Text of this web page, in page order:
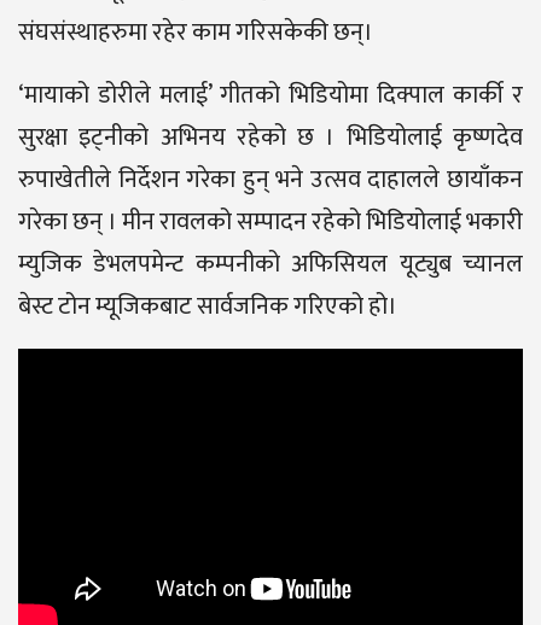
संघसंस्थाहरुमा रहेर काम गरिसकेकी छन्।
‘मायाको डोरीले मलाई’ गीतको भिडियोमा दिक्पाल कार्की र
सुरक्षा इट्नीको अभिनय रहेको छ । भिडियोलाई कृष्णदेव
रुपाखेतीले निर्देशन गरेका हुन् भने उत्सव दाहालले छायाँकन
गरेका छन् । मीन रावलको सम्पादन रहेको भिडियोलाई भकारी
म्युजिक डेभलपमेन्ट कम्पनीको अफिसियल यूट्युब च्यानल
बेस्ट टोन म्यूजिकबाट सार्वजनिक गरिएको हो।